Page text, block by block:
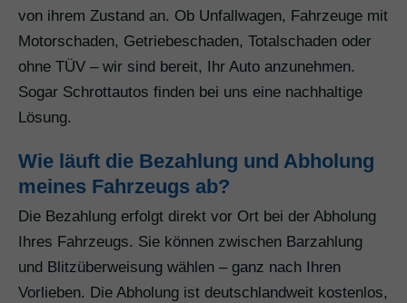
von ihrem Zustand an. Ob Unfallwagen, Fahrzeuge mit
Motorschaden, Getriebeschaden, Totalschaden oder
ohne TÜV – wir sind bereit, Ihr Auto anzunehmen.
Sogar Schrottautos finden bei uns eine nachhaltige
Lösung.
Wie läuft die Bezahlung und Abholung
meines Fahrzeugs ab?
Die Bezahlung erfolgt direkt vor Ort bei der Abholung
Ihres Fahrzeugs. Sie können zwischen Barzahlung
und Blitzüberweisung wählen – ganz nach Ihren
Vorlieben. Die Abholung ist deutschlandweit kostenlos,